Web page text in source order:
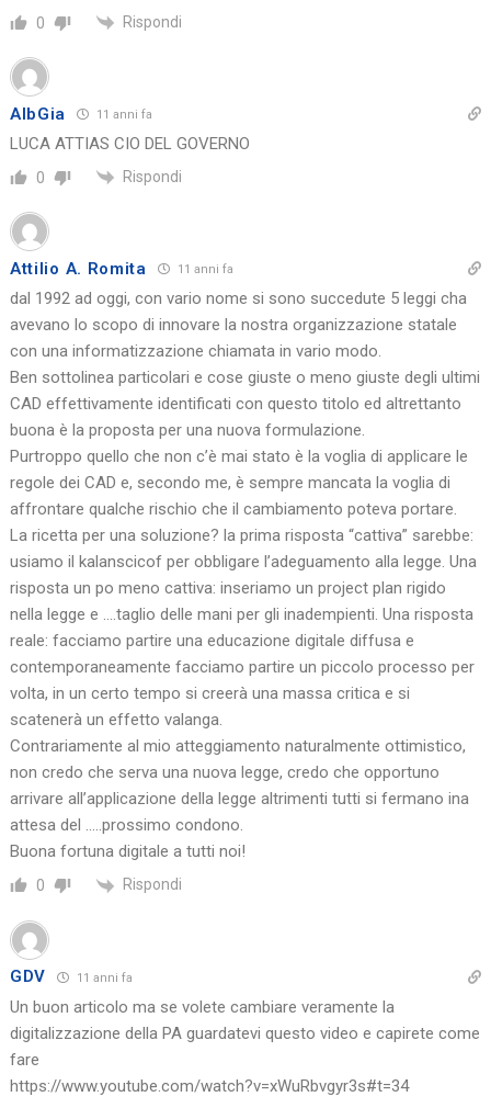
0 Rispondi
AlbGia 11 anni fa
LUCA ATTIAS CIO DEL GOVERNO
0 Rispondi
Attilio A. Romita 11 anni fa
dal 1992 ad oggi, con vario nome si sono succedute 5 leggi cha
avevano lo scopo di innovare la nostra organizzazione statale
con una informatizzazione chiamata in vario modo.
Ben sottolinea particolari e cose giuste o meno giuste degli ultimi
CAD effettivamente identificati con questo titolo ed altrettanto
buona è la proposta per una nuova formulazione.
Purtroppo quello che non c’è mai stato è la voglia di applicare le
regole dei CAD e, secondo me, è sempre mancata la voglia di
affrontare qualche rischio che il cambiamento poteva portare.
La ricetta per una soluzione? la prima risposta “cattiva” sarebbe:
usiamo il kalanscicof per obbligare l’adeguamento alla legge. Una
risposta un po meno cattiva: inseriamo un project plan rigido
nella legge e ….taglio delle mani per gli inadempienti. Una risposta
reale: facciamo partire una educazione digitale diffusa e
contemporaneamente facciamo partire un piccolo processo per
volta, in un certo tempo si creerà una massa critica e si
scatenerà un effetto valanga.
Contrariamente al mio atteggiamento naturalmente ottimistico,
non credo che serva una nuova legge, credo che opportuno
arrivare all’applicazione della legge altrimenti tutti si fermano ina
attesa del …..prossimo condono.
Buona fortuna digitale a tutti noi!
0 Rispondi
GDV 11 anni fa
Un buon articolo ma se volete cambiare veramente la
digitalizzazione della PA guardatevi questo video e capirete come
fare
https://www.youtube.com/watch?v=xWuRbvgyr3s#t=34